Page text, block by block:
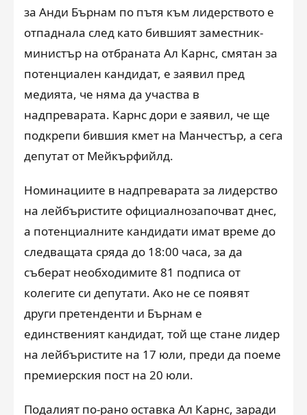
за Анди Бърнам по пътя към лидерството е
отпаднала след като бившият заместник-
министър на отбраната Ал Карнс, смятан за
потенциален кандидат, е заявил пред
медията, че няма да участва в
надпреварата. Карнс дори е заявил, че ще
подкрепи бившия кмет на Манчестър, а сега
депутат от Мейкърфийлд.
Номинациите в надпреварата за лидерство
на лейбъристите официалнозапочват днес,
а потенциалните кандидати имат време до
следващата сряда до 18:00 часа, за да
съберат необходимите 81 подписа от
колегите си депутати. Ако не се появят
други претенденти и Бърнам е
единственият кандидат, той ще стане лидер
на лейбъристите на 17 юли, преди да поеме
премиерския пост на 20 юли.
Подалият по-рано оставка Ал Карнс, заради